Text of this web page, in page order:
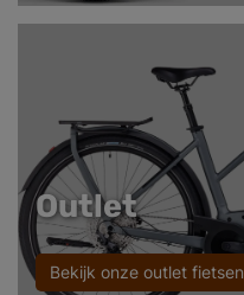
Outlet
Bekijk onze outlet fietsen